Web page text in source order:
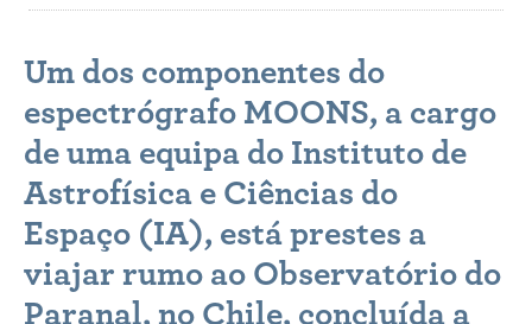
Um dos componentes do
espectrógrafo MOONS, a cargo
de uma equipa do Instituto de
Astrofísica e Ciências do
Espaço (IA), está prestes a
viajar rumo ao Observatório do
Paranal, no Chile, concluída a